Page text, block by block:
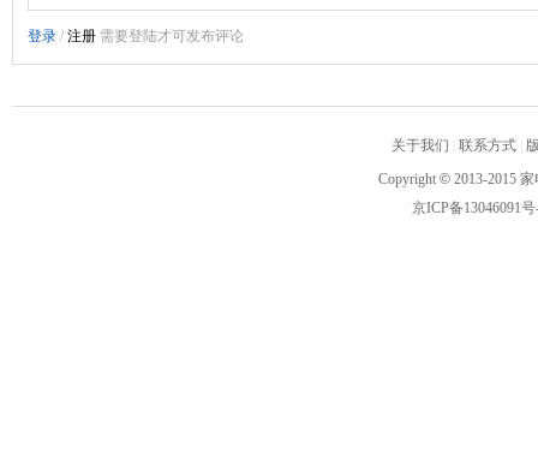
关于我们 联系方式
Copyright © 2013-2015
京ICP备13046091号